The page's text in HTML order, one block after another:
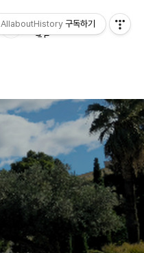
AllaboutHistory 구독하기